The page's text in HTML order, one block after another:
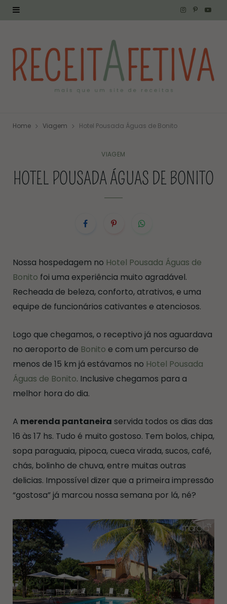
I
t
m
P
t
Y
T
Home Viagem Hotel Pousada Águas de Bonito
VIAGEM
HOTEL POUSADA ÁGUAS DE BONITO
Nossa hospedagem no Hotel Pousada Águas de
Bonito foi uma experiência muito agradável.
Recheada de beleza, conforto, atrativos, e uma
equipe de funcionários cativantes e atenciosos.
Logo que chegamos, o receptivo já nos aguardava
no aeroporto de Bonito e com um percurso de
menos de 15 km já estávamos no Hotel Pousada
Águas de Bonito. Inclusive chegamos para a
melhor hora do dia.
A merenda pantaneira servida todos os dias das
16 às 17 hs. Tudo é muito gostoso. Tem bolos, chipa,
sopa paraguaia, pipoca, cueca virada, sucos, café,
chás, bolinho de chuva, entre muitas outras
delicias. Impossível dizer que a primeira impressão
“gostosa” já marcou nossa semana por lá, né?